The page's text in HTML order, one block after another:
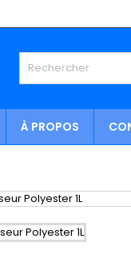
À PROPOS